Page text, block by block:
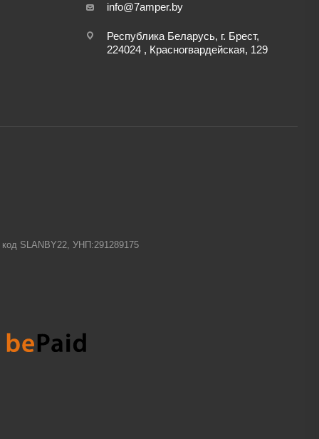
info@7amper.by
Республика Беларусь, г. Брест,
224024 , Красногвардейская, 129
SLANBY22, УНП:291289175